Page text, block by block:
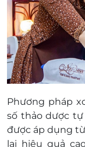
Phương pháp
số thảo dược
được áp dụng
lại hiệu quả